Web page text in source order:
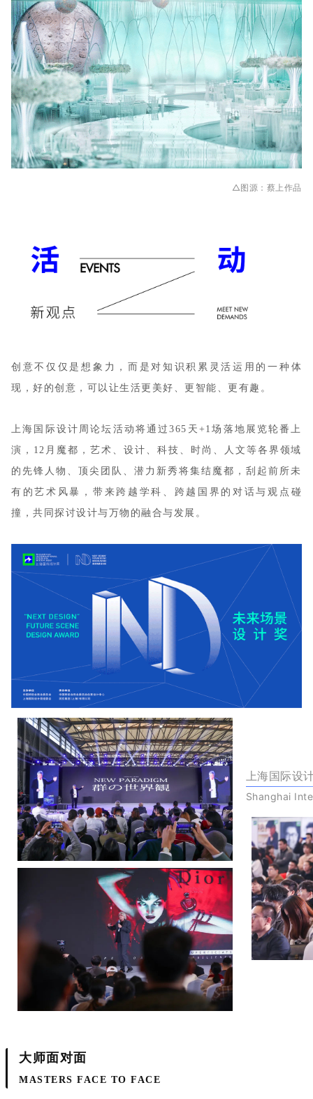
△图源 ： 蔡上作品
创意不仅仅是想象力，而是对知识积累灵活运用的一种体
现，好的创意，可以让生活更美好、更智能、更有趣。
上海国际设计周论坛活动将通过365天+1场落地展览轮番上
演，12月魔都，艺术、设计、科技、时尚、人文等各界领域
的先锋人物、顶尖团队、潜力新秀将集结魔都，刮起前所未
有的艺术风暴，带来跨越学科、跨越国界的对话与观点碰
撞，共同探讨设计与万物的融合与发展。
上海国际设
Shanghai
大师面对面
MASTERS FACE TO FACE